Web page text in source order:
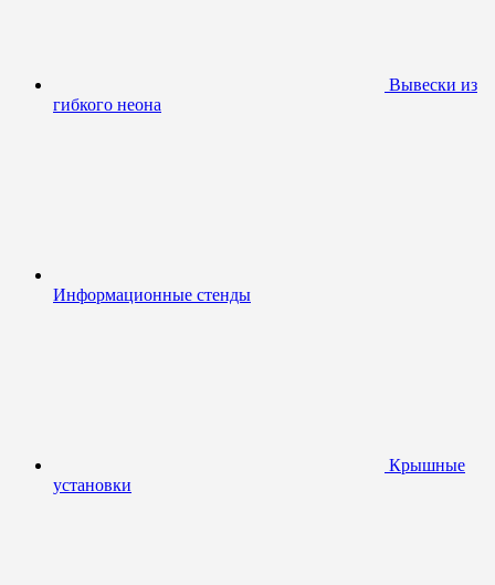
Вывески из
гибкого неона
Информационные стенды
Крышные
установки